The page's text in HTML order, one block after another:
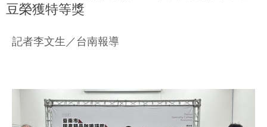
豆榮獲特等獎
記者李文生／台南報導